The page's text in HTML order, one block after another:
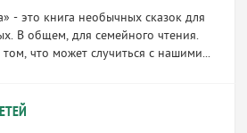
- это книга необычных сказок для
В общем, для семейного чтения.
что может случиться с нашими...